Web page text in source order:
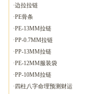
·边拉拉链
·PE骨条
·PE-13MM拉链
·PP-0.7MM拉链
·PP-13MM拉链
·PE-12MM服装袋
·PP-10MM拉链
· 四柱八字命理预测财运